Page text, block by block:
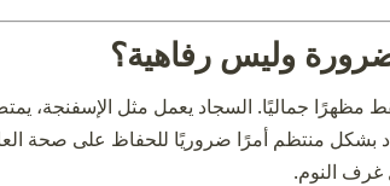
وليس رفاهية؟
جماليًا. السجاد يعمل مثل الإسفنجة، يمتص
بشكل منتظم أمرًا ضروريًا للحفاظ على صحة
غرف النوم.